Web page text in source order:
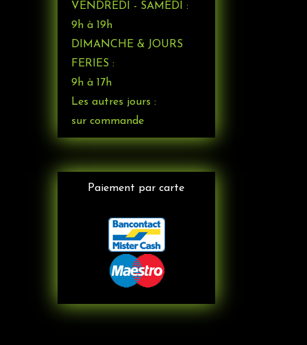
VENDREDI - SAMEDI :
9h à 19h
DIMANCHE & JOURS
FERIES :
9h à 17h
Les autres jours :
sur commande
Paiement par carte